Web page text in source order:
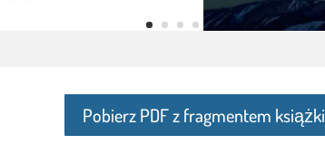
Pobierz PDF z fragmentem książki